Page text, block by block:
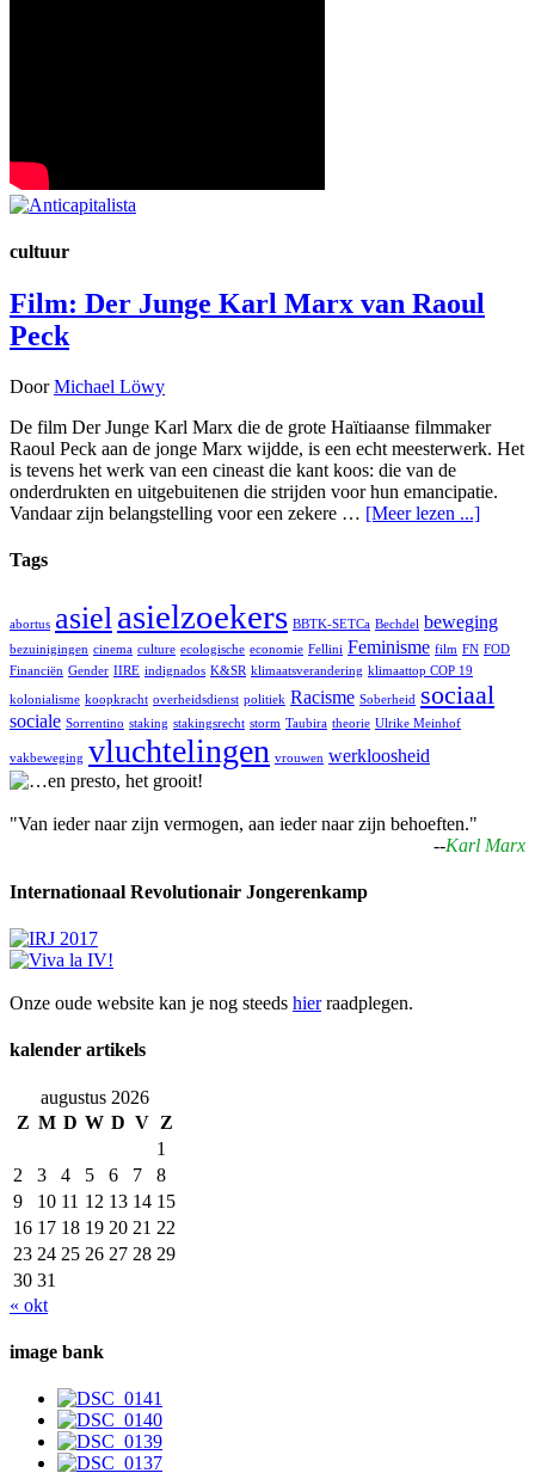
cultuur
Film: Der Junge Karl Marx van Raoul
Peck
DoorMichael Löwy
De film Der Junge Karl Marx die de grote Haïtiaanse filmmaker
Raoul Peck aan de jonge Marx wijdde, is een echt meesterwerk. Het
is tevens het werk van een cineast die kant koos: die van de
onderdrukten en uitgebuitenen die strijden voor hun emancipatie.
Vandaar zijn belangstelling voor een zekere … [Meer lezen ...]
Tags
abortus asiel asielzoekers BBTK-SETCa Bechdel beweging
bezuinigingen cinema culture ecologische economie Fellini Feminisme film FN FOD
Financiën Gender IIRE indignados K&SR klimaatsverandering klimaattop COP 19
kolonialisme koopkracht overheidsdienst politiek Racisme Soberheid sociaal
sociale Sorrentino staking stakingsrecht storm Taubira theorie Ulrike Meinhof
vakbeweging vluchtelingen vrouwen werkloosheid
"Van ieder naar zijn vermogen, aan ieder naar zijn behoeften."
--Karl Marx
Internationaal Revolutionair Jongerenkamp
Onze oude website kan je nog steeds hierraadplegen.
kalender artikels
augustus 2026
Z M D W D V Z
1
2
3 4 5 6 7
8
9
10 11 12 13 14 15
16 17 18 19 20 21 22
23 24 25 26 27 28 29
30 31
« okt
image bank